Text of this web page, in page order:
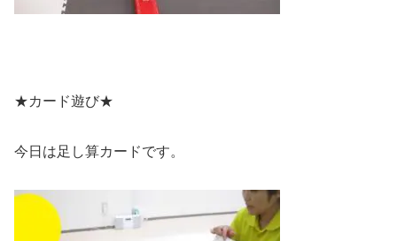
★カード遊び★
今日は足し算カードです。